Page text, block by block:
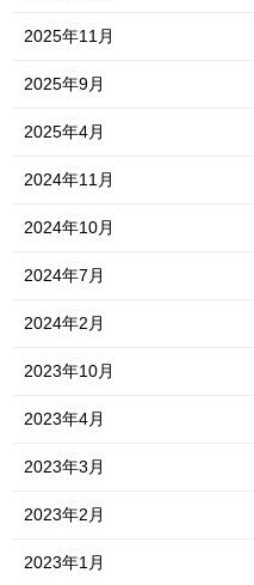
2025年11月
2025年9月
2025年4月
2024年11月
2024年10月
2024年7月
2024年2月
2023年10月
2023年4月
2023年3月
2023年2月
2023年1月